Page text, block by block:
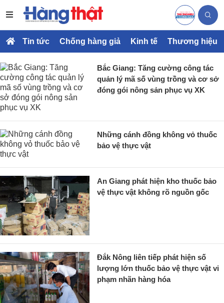
Tin tức Chống hàng giả Kinh tế Thương hiệu
Bắc Giang: Tăng cường công tác
quản lý mã số vùng trồng và cơ sở
đóng gói nông sản phục vụ XK
Những cánh đồng không vỏ thuốc
bảo vệ thực vật
An Giang phát hiện kho thuốc bảo
vệ thực vật không rõ nguồn gốc
Đắk Nông liên tiếp phát hiện số
lượng lớn thuốc bảo vệ thực vật vi
phạm nhãn hàng hóa